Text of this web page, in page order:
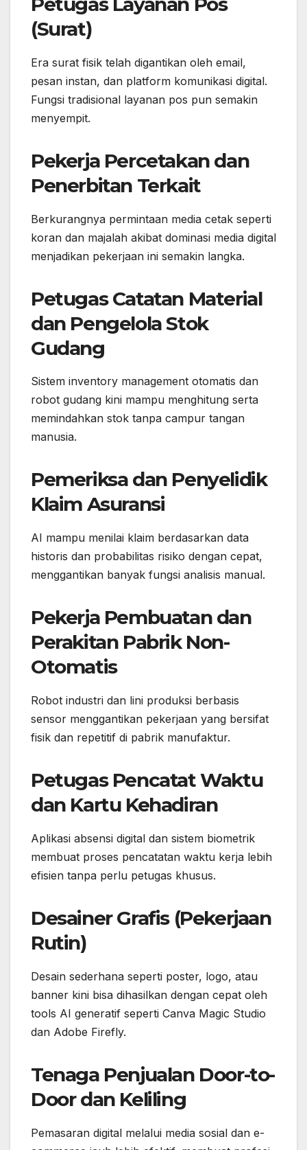
(Surat)
Era surat fisik telah digantikan oleh email,
pesan instan, dan platform komunikasi digital.
Fungsi tradisional layanan pos pun semakin
menyempit.
Pekerja Percetakan dan
Penerbitan Terkait
Berkurangnya permintaan media cetak seperti
koran dan majalah akibat dominasi media digital
menjadikan pekerjaan ini semakin langka.
Petugas Catatan Material
dan Pengelola Stok
Gudang
Sistem inventory management otomatis dan
robot gudang kini mampu menghitung serta
memindahkan stok tanpa campur tangan
manusia.
Pemeriksa dan Penyelidik
Klaim Asuransi
AI mampu menilai klaim berdasarkan data
historis dan probabilitas risiko dengan cepat,
menggantikan banyak fungsi analisis manual.
Pekerja Pembuatan dan
Perakitan Pabrik Non-
Otomatis
Robot industri dan lini produksi berbasis
sensor menggantikan pekerjaan yang bersifat
fisik dan repetitif di pabrik manufaktur.
Petugas Pencatat Waktu
dan Kartu Kehadiran
Aplikasi absensi digital dan sistem biometrik
membuat proses pencatatan waktu kerja lebih
efisien tanpa perlu petugas khusus.
Desainer Grafis (Pekerjaan
Rutin)
Desain sederhana seperti poster, logo, atau
banner kini bisa dihasilkan dengan cepat oleh
tools AI generatif seperti Canva Magic Studio
dan Adobe Firefly.
Tenaga Penjualan Door-to-
Door dan Keliling
Pemasaran digital melalui media sosial dan e-